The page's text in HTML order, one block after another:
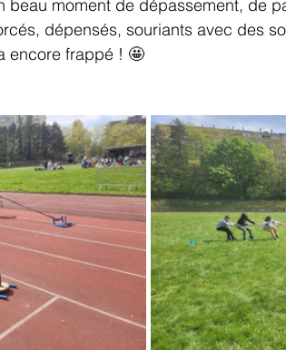
beau moment de dépassement, de
dépensés, souriants avec des
encore frappé ! 🤩